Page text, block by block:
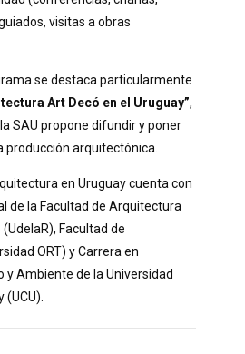
visitas a obras
se destaca particularmente
Art Decó en el Uruguay”,
SAU propone difundir y poner
producción arquitectónica.
en Uruguay cuenta con
de la Facultad de Arquitectura
Facultad de
ORT) y Carrera en
y Ambiente de la Universidad